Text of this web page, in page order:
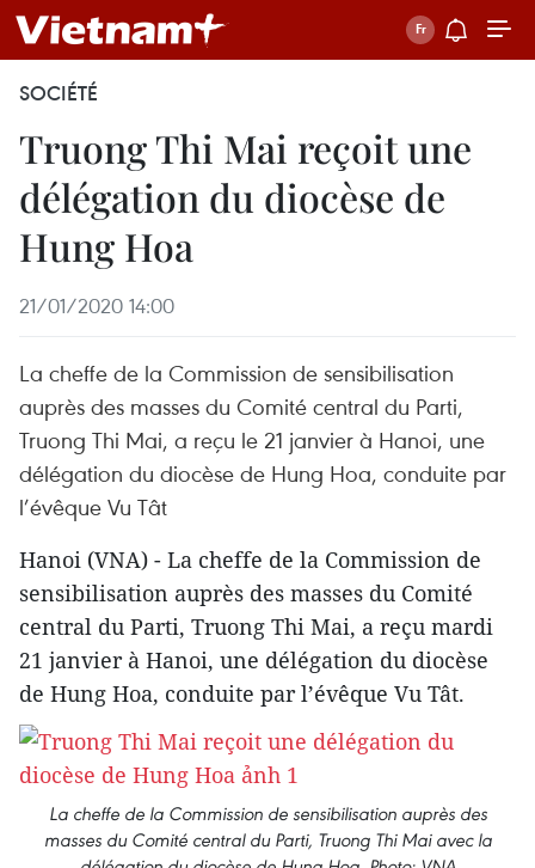
SOCIÉTÉ
Truong Thi Mai reçoit une
délégation du diocèse de
Hung Hoa
21/01/2020 14:00
La cheffe de la Commission de sensibilisation
auprès des masses du Comité central du Parti,
Truong Thi Mai, a reçu le 21 janvier à Hanoi, une
délégation du diocèse de Hung Hoa, conduite par
l’évêque Vu Tât
Hanoi (VNA) - La cheffe de la Commission de
sensibilisation auprès des masses du Comité
central du Parti, Truong Thi Mai, a reçu mardi
21 janvier à Hanoi, une délégation du diocèse
de Hung Hoa, conduite par l’évêque Vu Tât.
La cheffe de la Commission de sensibilisation auprès des
masses du Comité central du Parti, Truong Thi Mai avec la